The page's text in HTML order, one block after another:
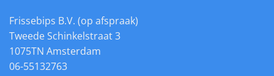
Frissebips B.V. (op afspraak)
Tweede Schinkelstraat 3
1075TN Amsterdam
06-55132763